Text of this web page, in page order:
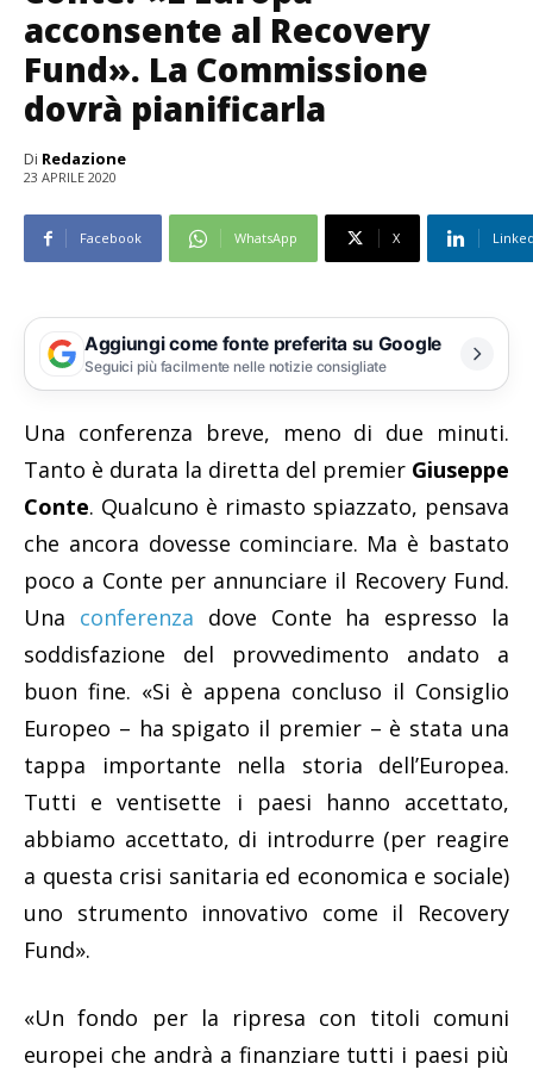
acconsente al Recovery
Fund». La Commissione
dovrà pianificarla
Di Redazione
23 APRILE 2020
Facebook WhatsApp X
Aggiungi come fonte preferita su Google
Seguici più facilmente nelle notizie consigliate
Una conferenza breve, meno di due minuti.
Tanto è durata la diretta del premier Giuseppe
Conte. Qualcuno è rimasto spiazzato, pensava
che ancora dovesse cominciare. Ma è bastato
poco a Conte per annunciare il Recovery Fund.
Una conferenza dove Conte ha espresso la
soddisfazione del provvedimento andato a
buon fine. «Si è appena concluso il Consiglio
Europeo – ha spigato il premier – è stata una
tappa importante nella storia dell’Europea.
Tutti e ventisette i paesi hanno accettato,
abbiamo accettato, di introdurre (per reagire
a questa crisi sanitaria ed economica e sociale)
uno strumento innovativo come il Recovery
Fund».
«Un fondo per la ripresa con titoli comuni
europei che andrà a finanziare tutti i paesi più